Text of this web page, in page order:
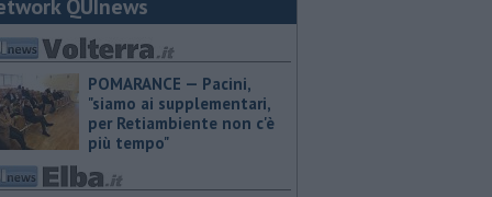
QUInews
POMARANCE — Pacini,
"siamo ai supplementari,
per Retiambiente non c'è
più tempo"